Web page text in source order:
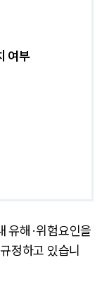
여부
유해·위험요인을
정하고 있습니